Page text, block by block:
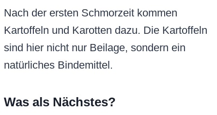
Nach der ersten Schmorzeit kommen
Kartoffeln und Karotten dazu. Die Kartoffeln
sind hier nicht nur Beilage, sondern ein
natürliches Bindemittel.
Was als Nächstes?